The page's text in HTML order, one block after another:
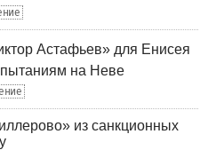
Астафьев» для Енисея
на Неве
из санкционных